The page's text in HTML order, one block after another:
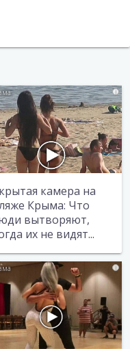
i
камера на
Крыма: Что
вытворяют,
их не видят...
i